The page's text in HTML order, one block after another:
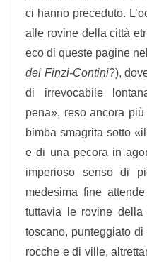
ci hanno preceduto.
alle rovine della città
eco di queste pagine
dei Finzi-Contini?),
di irrevocabile
pena», reso ancora
bimba smagrita sotto
e di una pecora in
imperioso senso di
medesima fine
tuttavia le rovine
toscano, punteggiato
rocche e di ville,